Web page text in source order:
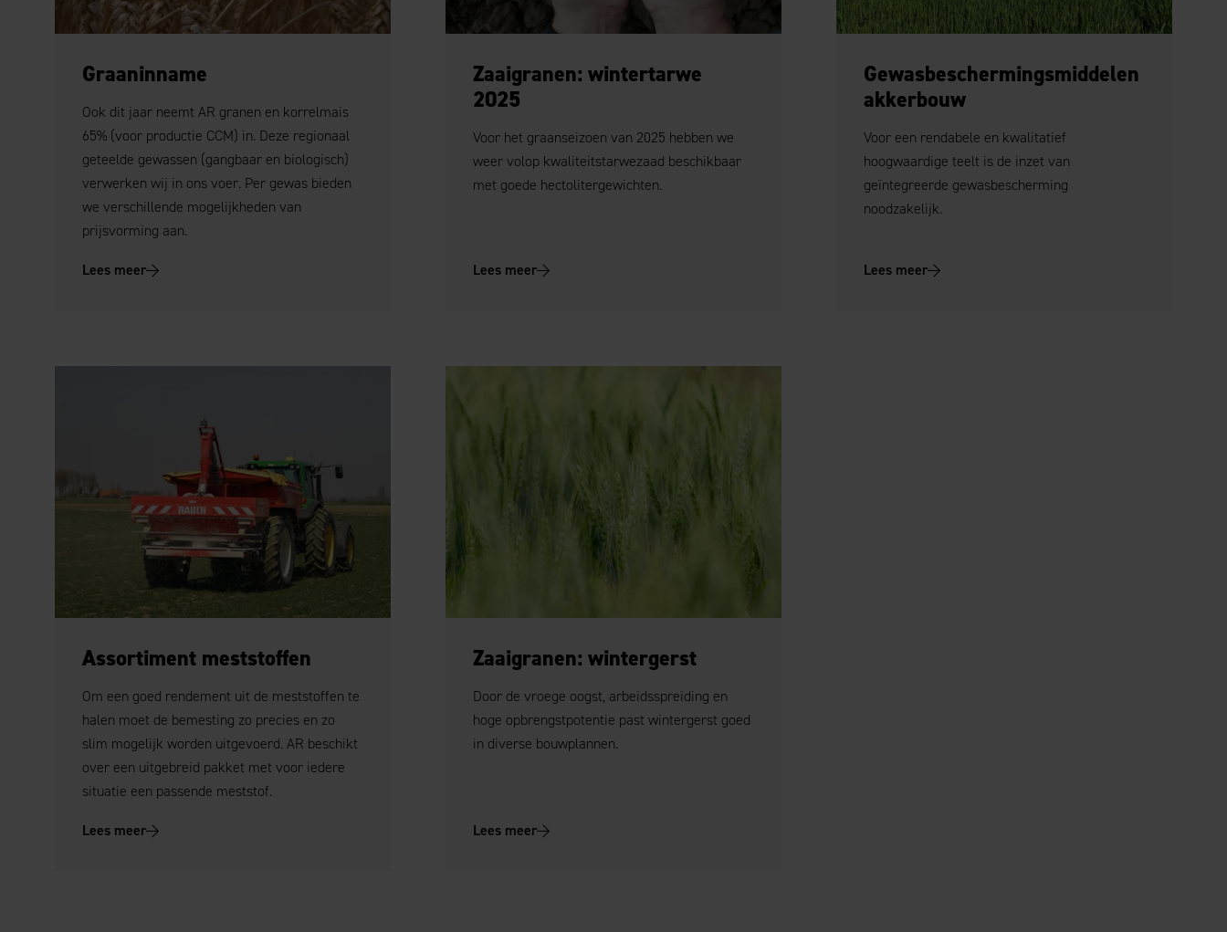
Graaninname
Ook dit jaar neemt AR granen en korrelmais
65% (voor productie CCM) in. Deze regionaal
geteelde gewassen (gangbaar en biologisch)
verwerken wij in ons voer. Per gewas bieden
we verschillende mogelijkheden van
prijsvorming aan.
Lees meer
Zaaigranen: wintertarwe
2025
Voor het graanseizoen van 2025 hebben we
weer volop kwaliteitstarwezaad beschikbaar
met goede hectolitergewichten.
Lees meer
Gewasbeschermingsmiddelen
akkerbouw
Voor een rendabele en kwalitatief
hoogwaardige teelt is de inzet van
geïntegreerde gewasbescherming
noodzakelijk.
Lees meer
Assortiment meststoffen
Om een goed rendement uit de meststoffen te
halen moet de bemesting zo precies en zo
slim mogelijk worden uitgevoerd. AR beschikt
over een uitgebreid pakket met voor iedere
situatie een passende meststof.
Lees meer
Zaaigranen: wintergerst
Door de vroege oogst, arbeidsspreiding en
hoge opbrengstpotentie past wintergerst goed
in diverse bouwplannen.
Lees meer